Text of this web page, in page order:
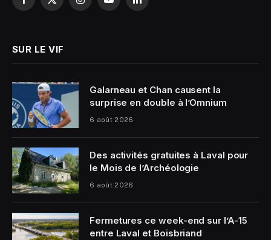
Facebook
X
InstagramYouTubeLinkedIn
SUR LE VIF
Galarneau et Chan causent la
surprise en double à l’Omnium
6 août 2026
Des activités gratuites à Laval pour
le Mois de l’Archéologie
6 août 2026
Fermetures ce week-end sur l’A-15
entre Laval et Boisbriand